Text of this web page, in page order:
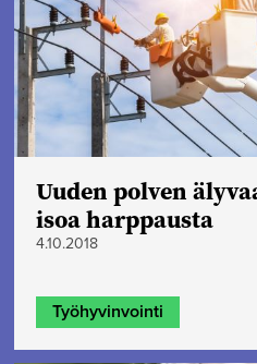
Uuden polven
isoa harppausta
4.10.2018
Työhyvinvointi